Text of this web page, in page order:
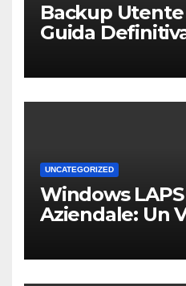
Backup
Guida
Casa o
UNCATEGORIZED
Windows
Aziendale: Un